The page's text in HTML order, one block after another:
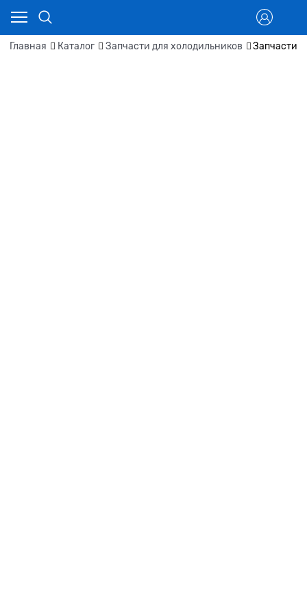
Главная Каталог Запчасти для холодильников Запчасти